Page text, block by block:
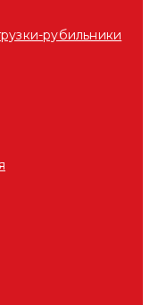
рубильники